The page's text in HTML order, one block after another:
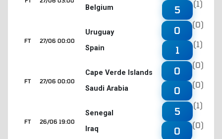
Belgium 5
(1)
27/06 00:00
FT
Uruguay
Spain
0
(0)
1
(1)
27/06 00:00
FT
Cape Verde Islands
Saudi Arabia
0
(0)
0
(0)
26/06 19:00
FT
Senegal
Iraq
5
(1)
0
(0)